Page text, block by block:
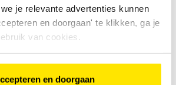
je relevante advertenties kunnen
en doorgaan' te klikken, ga je
van cookies.
en doorgaan
vragen
een fietsreparatie